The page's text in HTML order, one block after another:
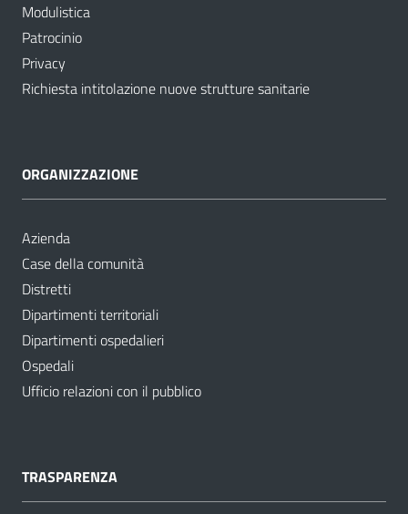
Modulistica
Patrocinio
Privacy
Richiesta intitolazione nuove strutture sanitarie
ORGANIZZAZIONE
Azienda
Case della comunità
Distretti
Dipartimenti territoriali
Dipartimenti ospedalieri
Ospedali
Ufficio relazioni con il pubblico
TRASPARENZA